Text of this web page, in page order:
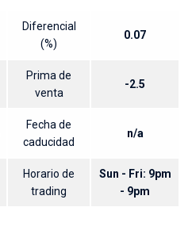
Diferencial
(%)
0.07
Prima de
venta
-2.5
Fecha de
caducidad
n/a
Horario de
trading
Sun - Fri: 9pm
- 9pm